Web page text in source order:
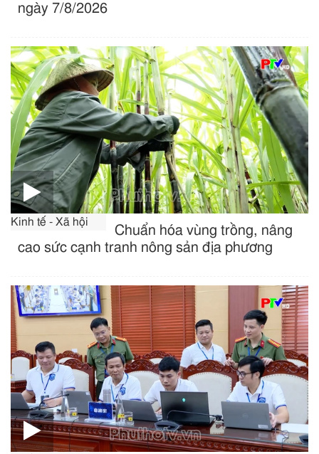
ngày 7/8/2026
Kinh tế - Xã hội
Chuẩn hóa vùng trồng, nâng
cao sức cạnh tranh nông sản địa phương